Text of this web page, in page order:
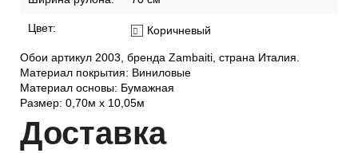
Цвет: Коричневый
Обои артикул 2003, бренда Zambaiti, страна Италия.
Материал покрытия: Виниловые
Материал основы: Бумажная
Размер: 0,70м x 10,05м
Доставка